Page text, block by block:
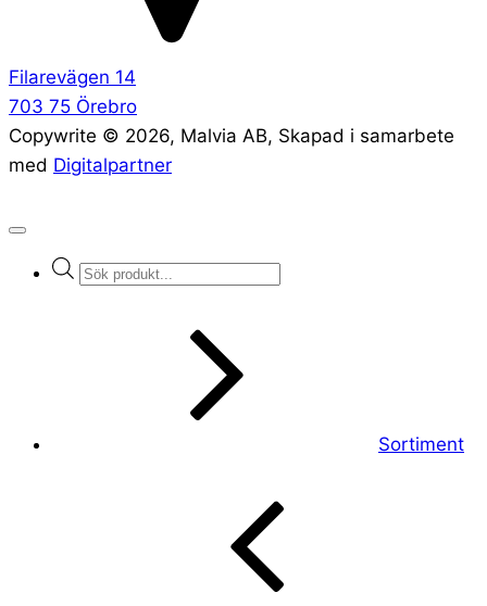
Filarevägen 14
703 75 Örebro
Copywrite © 2026, Malvia AB, Skapad i samarbete
med Digitalpartner
Products
Sortiment